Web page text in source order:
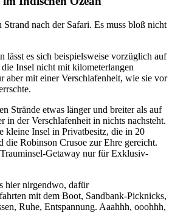
Strand nach der Safari. Es muss bloß nicht
lässt es sich beispielsweise vorzüglich auf
Insel nicht mit kilometerlangen
aber mit einer Verschlafenheit, wie sie vor
Strände etwas länger und breiter als auf
in der Verschlafenheit in nichts nachsteht.
kleine Insel in Privatbesitz, die in 20
die Robinson Crusoe zur Ehre gereicht.
Getaway nur für Exklusiv-
hier nirgendwo, dafür
mit dem Boot, Sandbank-Picknicks,
Ruhe, Entspannung. Aaahhh, ooohhh,